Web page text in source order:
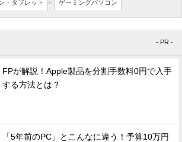
・タブレット > ゲーミングパソコン
- PR -
FPが解説！Apple製品を分割手数料0円で入手
する方法とは？
「5年前のPC」とこんなに違う！予算10万円